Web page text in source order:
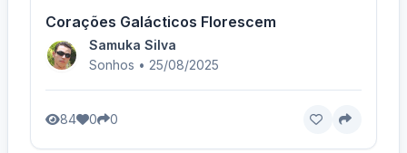
Corações Galácticos Florescem
Samuka Silva
Sonhos • 25/08/2025
84 0 0